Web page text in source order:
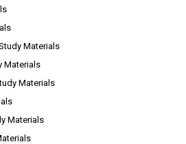
Materials
Materials
Materials
Materials